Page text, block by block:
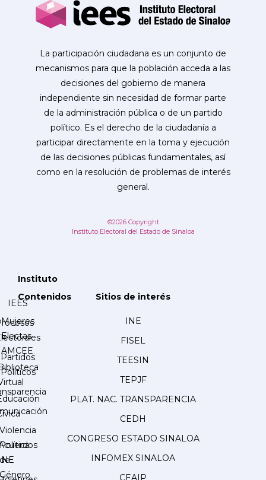
La participación ciudadana es un conjunto de
mecanismos para que la población acceda a las
decisiones del gobierno de manera
independiente sin necesidad de formar parte
de la administración pública o de un partido
político. Es el derecho de la ciudadanía a
participar directamente en la toma y ejecución
de las decisiones públicas fundamentales, así
como en la resolución de problemas de interés
general.
©2026 Copyright
Instituto Electoral del Estado de Sinaloa
Instituto
IEES
Partidos
Políticos
Contenidos
Mujeres
Electas
AMCEE
Violencia
Política
de
Género
Sitios de interés
INE
FISEL
TEESIN
TEPJF
PLAT. NAC. TRANSPARENCIA
CEDH
CONGRESO ESTADO SINALOA
INFOMEX SINALOA
CEAIP